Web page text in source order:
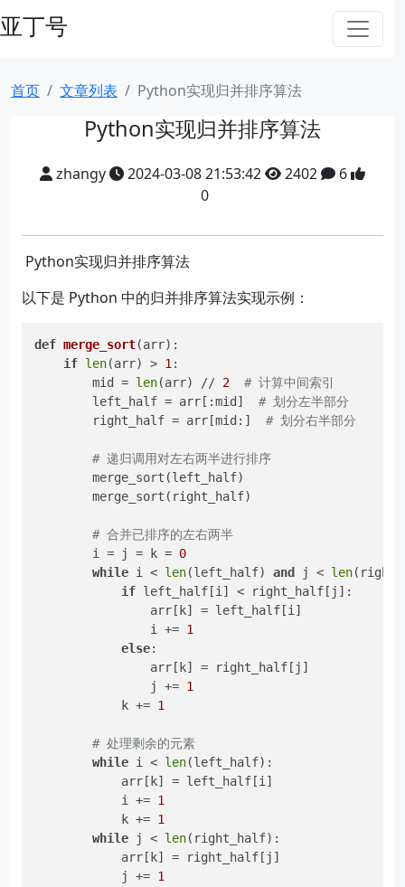
亚丁号
首页 文章列表 Python实现归并排序算法
Python实现归并排序算法
zhangy 2024-03-08 21:53:42 2402
6
0
​ Python实现归并排序算法
以下是 Python 中的归并排序算法实现示例：
def merge_sort(arr):
if len(arr) > 1 :
        mid =
len(arr) // 2
# 计算中间索引
        left_half = arr[:mid]
# 划分左半部分
        right_half = arr[mid:]
# 划分右半部分
# 递归调用对左右两半进行排序
        merge_sort(left_half)
        merge_sort(right_half)
# 合并已排序的左右两半
        i = j = k =
0
while i < len(left_half) and j < len
if left_half[i] < right_half[j]:
                arr[k] = left_half[i]
                i +=
1
else:
                arr[k] = right_half[j]
                j +=
1
            k +=
1
# 处理剩余的元素
while i < len(left_half):
            arr[k] = left_half[i]
            i +=
1
            k +=
1
while j < len(right_half):
            arr[k] = right_half[j]
            j +=
1